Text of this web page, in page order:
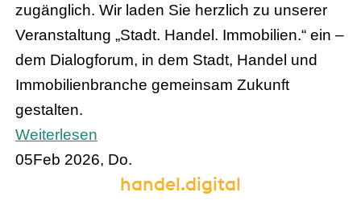
zugänglich. Wir laden Sie herzlich zu unserer
Veranstaltung „Stadt. Handel. Immobilien.“ ein –
dem Dialogforum, in dem Stadt, Handel und
Immobilienbranche gemeinsam Zukunft
gestalten.
Weiterlesen
05Feb 2026, Do.
handel.digital